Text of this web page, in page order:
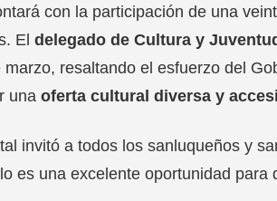
con la participación de una
El delegado de Cultura y
marzo, resaltando el esfuerzo del
una oferta cultural diversa y
invitó a todos los sanluqueños y
es una excelente oportunidad para